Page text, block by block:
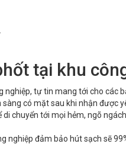
tại khu
tự tin mang tới cho
có mặt sau khi nhận được
chuyển tới mọi hẻm, ngõ
đảm bảo hút sạch sẽ